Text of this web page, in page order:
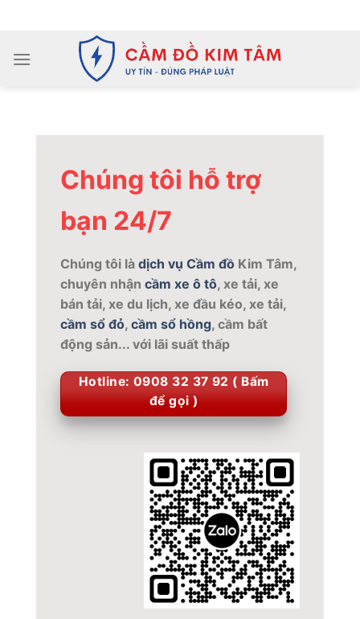
dung
Chúng tôi hỗ trợ
bạn 24/7
Chúng tôi là dịch vụ Cầm đồ Kim Tâm,
chuyên nhận cầm xe ô tô, xe tải, xe
bán tải, xe du lịch, xe đầu kéo, xe tải,
cầm sổ đỏ, cầm sổ hồng, cầm bất
động sản... với lãi suất thấp
Hotline: 0908 32 37 92 ( Bấm
để gọi )